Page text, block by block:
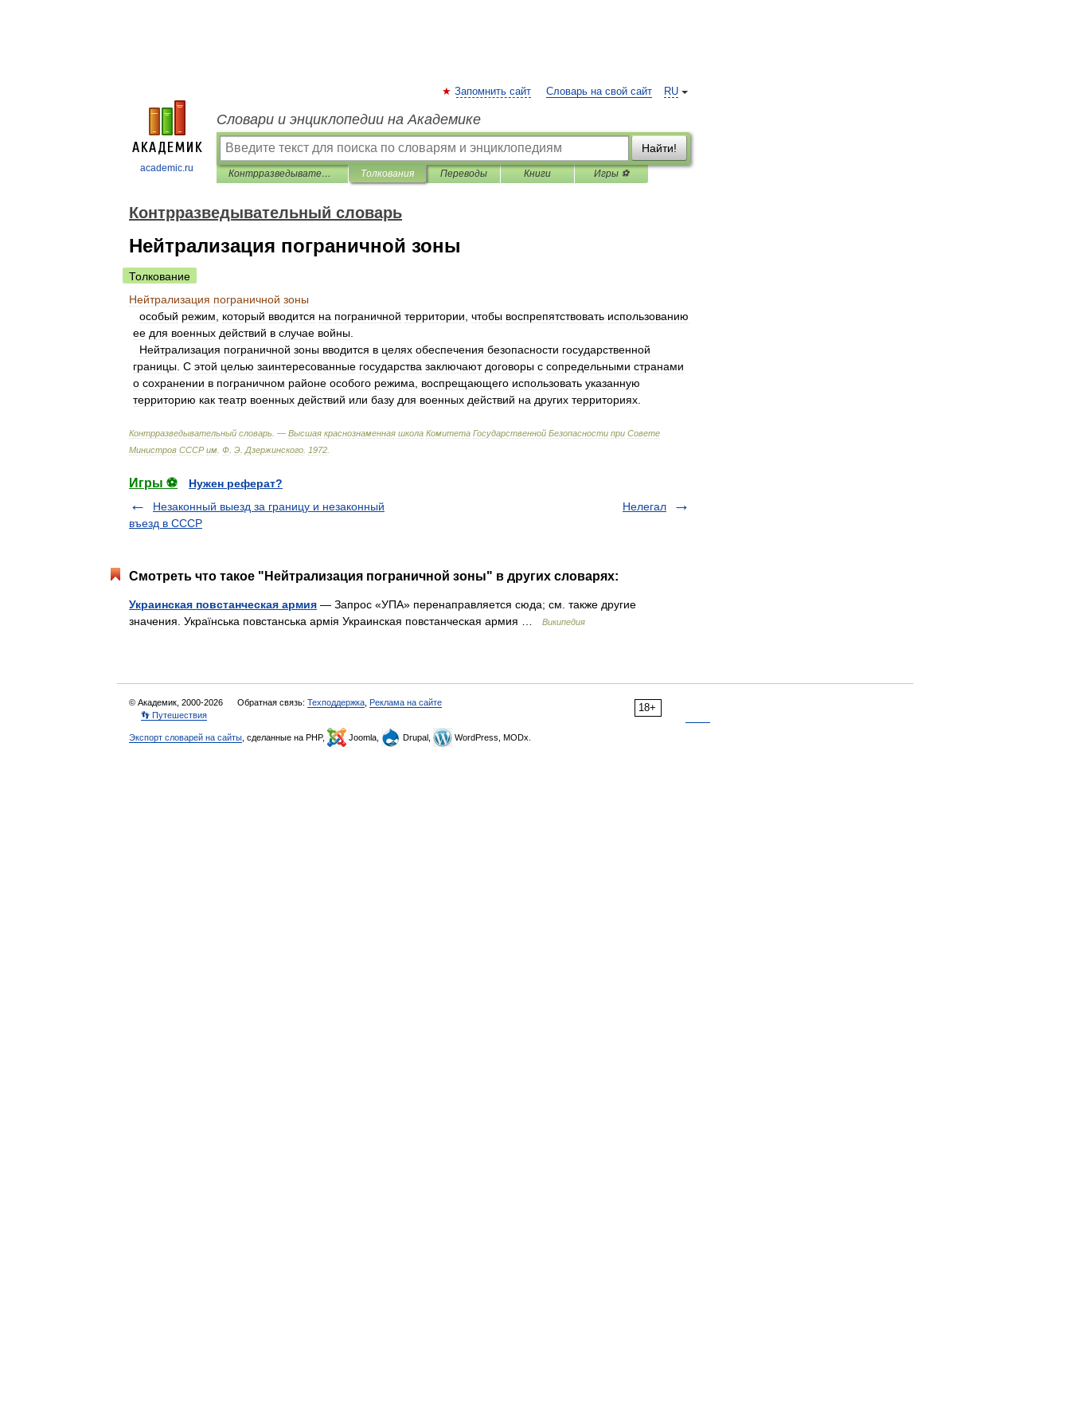
academic.ru
RU
Запомнить сайт Словарь на свой сайт
Словари и энциклопедии на Академике
Найти!
Контрразведывательный словарь Толкования Переводы Книги Игры ⚽
Контрразведывательный словарь
Нейтрализация пограничной зоны
Толкование
Нейтрализация пограничной зоны
особый режим который вводится на пограничной территории чтобы воспрепятствовать использованию
ее для военных действий в случае войны
Нейтрализация пограничной зоны вводится в целях обеспечения безопасности государственной
границы С этой целью заинтересованные государства заключают договоры с сопредельными странами
о сохранении в пограничном районе особого режима воспрещающего использовать указанную
территорию как театр военных действий или базу для военных действий на других территориях
Контрразведывательный словарь . — Высшая краснознаменная школа Комитета Государственной Безопасности при Совете
Министров СССР им Ф Э Дзержинского 1972
Игры ⚽
Нужен реферат?
Незаконный выезд за границу и незаконный
въезд в СССР
Нелегал
Смотреть что такое "Нейтрализация пограничной зоны" в других словарях:
Украинская повстанческая армия — Запрос «УПА» перенаправляется сюда; см. также другие
значения. Українська повстанська армія Украинская повстанческая армия …
Википедия
18+
© Академик, 2000-2026 Обратная связь: Техподдержка Реклама на сайте
👣 Путешествия
Экспорт словарей на сайты , сделанные на PHP, Joomla, Drupal, WordPress, MODx.